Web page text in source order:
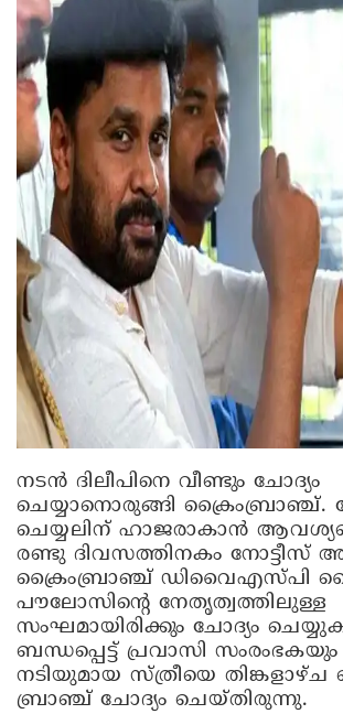
നടന്‍ ദിലീപിനെ വീണ്ടും ചോദ്യം
ചെയ്യാനൊരുങ്ങി ക്രൈംബ്രാഞ്ച്.
ചെയ്യലിന് ഹാജരാകാന്‍
രണ്ടു ദിവസത്തിനകം നോട്ടീസ്
ക്രൈംബ്രാഞ്ച് ഡിവൈഎസ്പി
പൗലോസിന്റെ നേതൃത്വത്തിലുള്ള
സംഘമായിരിക്കും ചോദ്യം
ബന്ധപ്പെട്ട് പ്രവാസി
നടിയുമായ സ്ത്രീയെ തിങ്കളാഴ്ച
ബ്രാഞ്ച് ചോദ്യം ചെയ്തിരുന്നു.